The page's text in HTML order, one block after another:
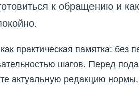
к обращению и
практическая памятка: без
шагов. Перед
актуальную редакцию